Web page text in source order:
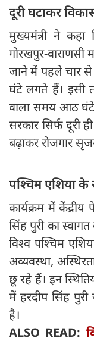
दूरी घटाकर
मुख्यमंत्री ने कहा
गोरखपुर-वाराणसी
जाने में पहले चार
घंटे लगते हैं। इसी
वाला समय आठ घंटे
सरकार सिर्फ दूरी
बढ़ाकर रोजगार
पश्चिम एशिया के
कार्यक्रम में केंद्रीय
सिंह पुरी का
विश्व पश्चिम
अव्यवस्था,
छू रहे हैं। इन
में हरदीप सिंह पुरी
है।
ALSO READ: